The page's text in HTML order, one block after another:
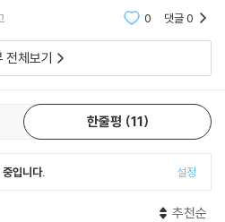
과 느림의 미학 속에서 반짝거립니다.
.
0 댓글0
전체보기
한줄평 11
입니다. 설정
추천순